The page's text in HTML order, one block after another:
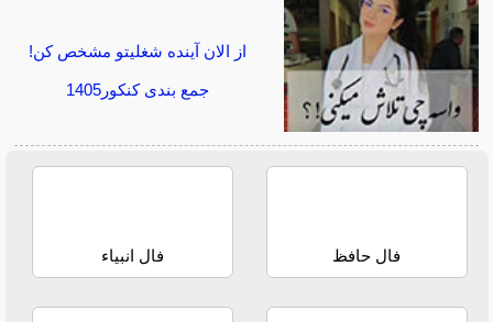
از الان آینده شغلیتو مشخص کن!
جمع بندی کنکور1405
فال حافظ فال انبیاء